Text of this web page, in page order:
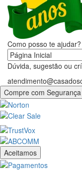
Como posso te ajudar?
Dúvida, sugestão ou
Compre com Segurança
Aceitamos